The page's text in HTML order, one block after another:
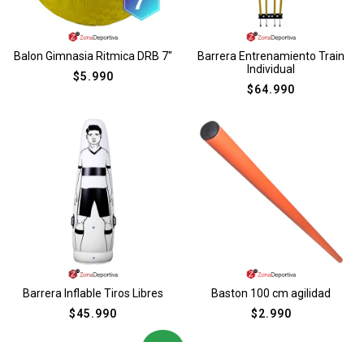
Balon Gimnasia Ritmica DRB 7″
$5.990
Barrera Entrenamiento Train
Individual
$64.990
Barrera Inflable Tiros Libres
$45.990
Baston 100 cm agilidad
$2.990